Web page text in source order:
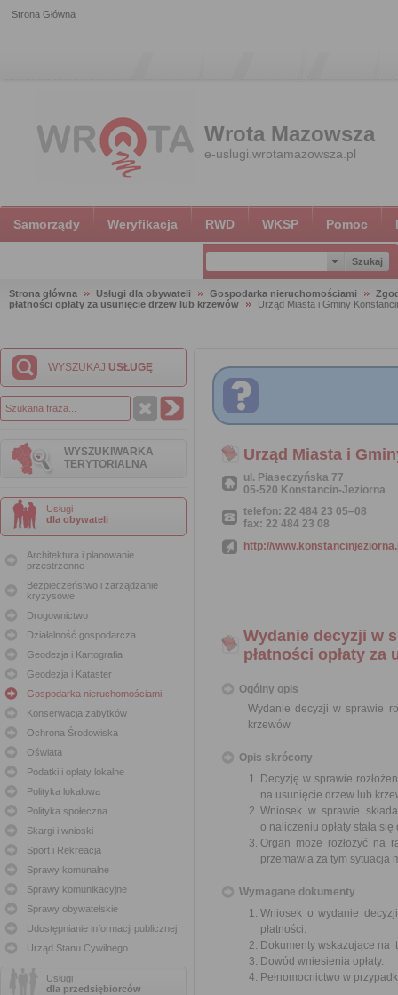
Strona Główna
Wrota Mazowsza
e-uslugi.wrotamazowsza.pl
Samorządy Weryfikacja RWD WKSP Pomoc
Strona główna Usługi dla obywateli Gospodarka nieruchomościami
płatności opłaty za usunięcie drzew lub krzewów
Urząd Miasta i Gminy
WYSZUKAJ USŁUGĘ
WYSZUKIWARKA
TERYTORIALNA
Usługi
dla obywateli
Architektura i planowanie
przestrzenne
Bezpieczeństwo i zarządzanie
kryzysowe
Drogownictwo
Działalność gospodarcza
Geodezja i Kartografia
Geodezja i Kataster
Gospodarka nieruchomościami
Konserwacja zabytków
Ochrona Środowiska
Oświata
Podatki i opłaty lokalne
Polityka lokalowa
Polityka społeczna
Skargi i wnioski
Sport i Rekreacja
Sprawy komunalne
Sprawy komunikacyjne
Sprawy obywatelskie
Udostępnianie informacji publicznej
Urząd Stanu Cywilnego
Usługi
dla przedsiębiorców
Urząd Miasta i
ul. Piaseczyńska 77
05-520 Konstancin-Jeziorna
telefon: 22 484 23 05–08
fax: 22 484 23 08
http://
Wydanie decyzji w
płatności opłaty
Ogólny opis
Wydanie decyzji w sprawie
krzewów
Opis skrócony
Decyzję w sprawie
na usunięcie drzew lub
Wniosek w sprawie
o naliczeniu opłaty stała się
Organ może rozłożyć na
przemawia za tym sytuacja
Wymagane dokumenty
Wniosek o wydanie
płatności.
Dokumenty wskazujące na
Dowód wniesienia opłaty.
Pełnomocnictwo w